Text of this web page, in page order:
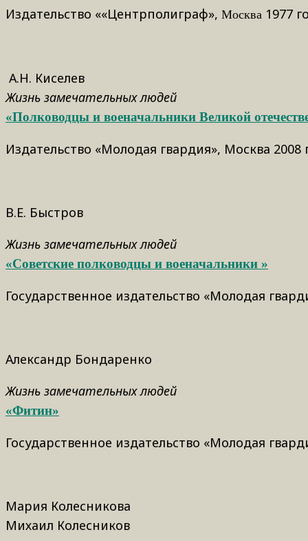
Издательство ««Центрполиграф», Москва 1977
А.Н. Киселев
Жизнь замечательных людей
«Полководцы и военачальники Великой
Издательство «Молодая гвардия», Москва 2008
В.Е. Быстров
Жизнь замечательных людей
«Советские полководцы и военачальники »
Государственное издательство «Молодая
Александр Бондаренко
Жизнь замечательных людей
«Фитин»
Государственное издательство «Молодая
Мария Колесникова
Михаил Колесников